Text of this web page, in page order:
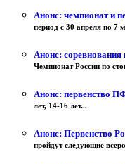
Анонс: чемпионат и
период с 30 апреля по 7
Анонс:
Чемпионат России по
Анонс: первенство
лет, 14-16 лет...
Анонс: Первенство
пройдут следующие